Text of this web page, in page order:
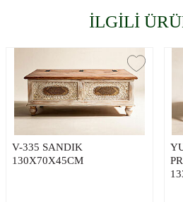
İLGİLİ
V-335 SANDIK
130X70X45CM